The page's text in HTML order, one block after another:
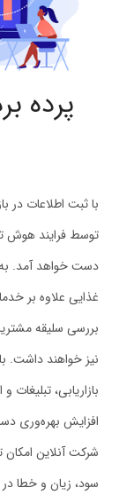
پرده
با ثبت اطلاعات در
توسط فرایند هوش
دست خواهد آمد.
غذایی علاوه بر
بررسی سلیقه
نیز خواهند داشت.
بازاریابی،
افزایش بهره‌وری
شرکت آنلاین امکان
سود، زیان و خطا